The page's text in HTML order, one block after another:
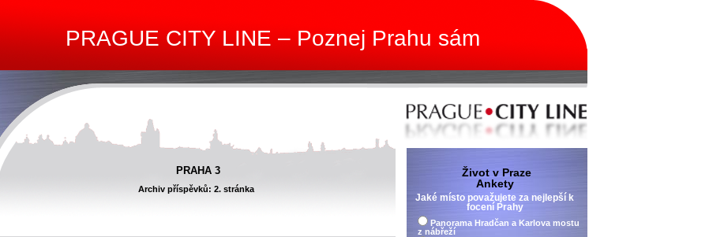
PRAGUE CITY LINE – Poznej Prahu sám
PRAHA 3
Archiv příspěvků: 2. stránka
Život v Praze
Ankety
Jaké místo považujete za nejlepší k
focení Prahy
Panorama Hradčan a Karlova mostu
z nábřeží